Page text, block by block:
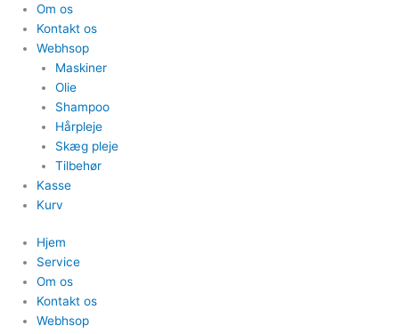
Om os
Kontakt os
Webhsop
Maskiner
Olie
Shampoo
Hårpleje
Skæg pleje
Tilbehør
Kasse
Kurv
Hjem
Service
Om os
Kontakt os
Webhsop